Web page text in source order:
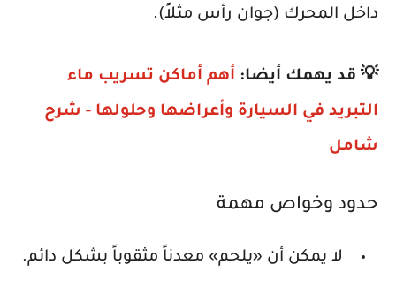
داخل المحرك (جوان رأس مثلاً).
💡 قد يهمك أيضا: أهم أماكن تسريب ماء
التبريد في السيارة وأعراضها وحلولها - شرح
شامل
حدود وخواص مهمة
لا يمكن أن «يلحم» معدناً مثقوباً بشكل دائم.